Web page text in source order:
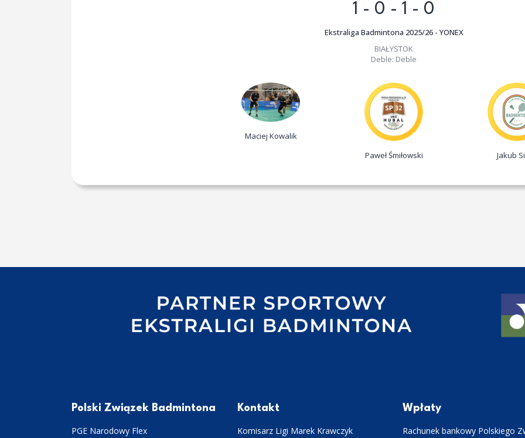
Maciej Kowalik
Paweł Śmiłowski
Jakub
1 - 0 - 1 - 0
Ekstraliga Badmintona 2025/26 - YONEX
BIAŁYSTOK
Deble: Deble
Polski Związek Badmintona
PGE Narodowy Flex
Kontakt
Komisarz Ligi Marek Krawczyk
Wpłaty
Rachunek bankowy Polskiego